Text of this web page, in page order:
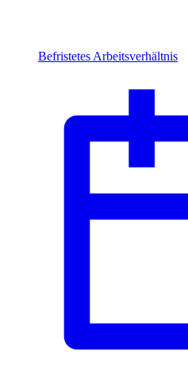
Befristetes Arbeitsverhältnis